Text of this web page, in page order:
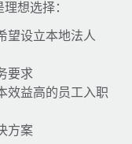
the...
and picture a
想选择：
望设立本地法人
要求
效益高的员工入职
方案